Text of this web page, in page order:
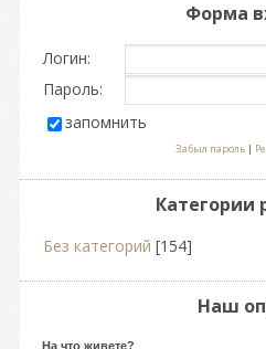
Форма
Логин:
Пароль:
запомнить
Забыл пароль|
Категории
Без категорий [154]
Наш
На что живете?